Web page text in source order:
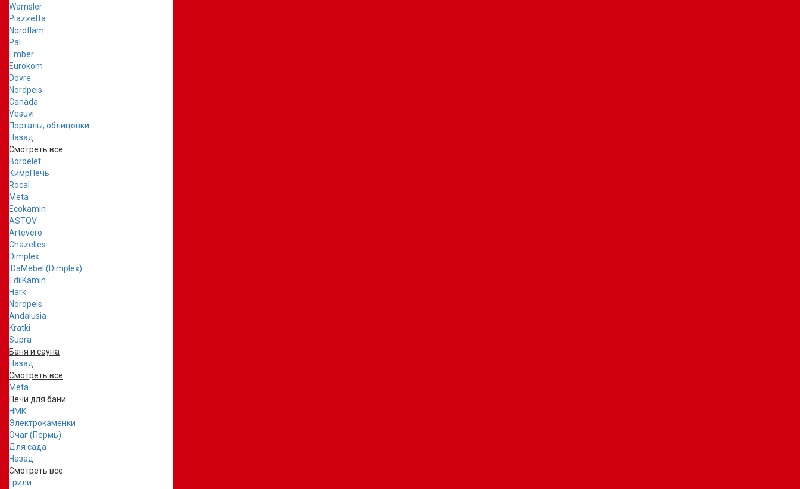
Wamsler
Piazzetta
Nordflam
Pal
Ember
Eurokom
Dovre
Nordpeis
Canada
Vesuvi
Порталы, облицовки
Назад
Смотреть все
Bordelet
КимрПечь
Rocal
Meta
Ecokamin
ASTOV
Artevero
Chazelles
Dimplex
IDaMebel (Dimplex)
EdilKamin
Hark
Nordpeis
Andalusia
Kratki
Supra
Баня и сауна
Назад
Смотреть все
Meta
Печи для бани
НМК
Электрокаменки
Очаг (Пермь)
Для сада
Назад
Смотреть все
Грили